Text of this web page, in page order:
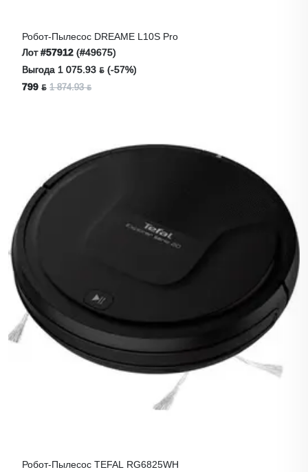
Робот-Пылесос DREAME L10S Pro
Лот#57912 (#49675)
Выгода 1 075.93 ƃ (-57%)
799 ƃ 1 874.93 ƃ
Робот-Пылесос TEFAL RG6825WH